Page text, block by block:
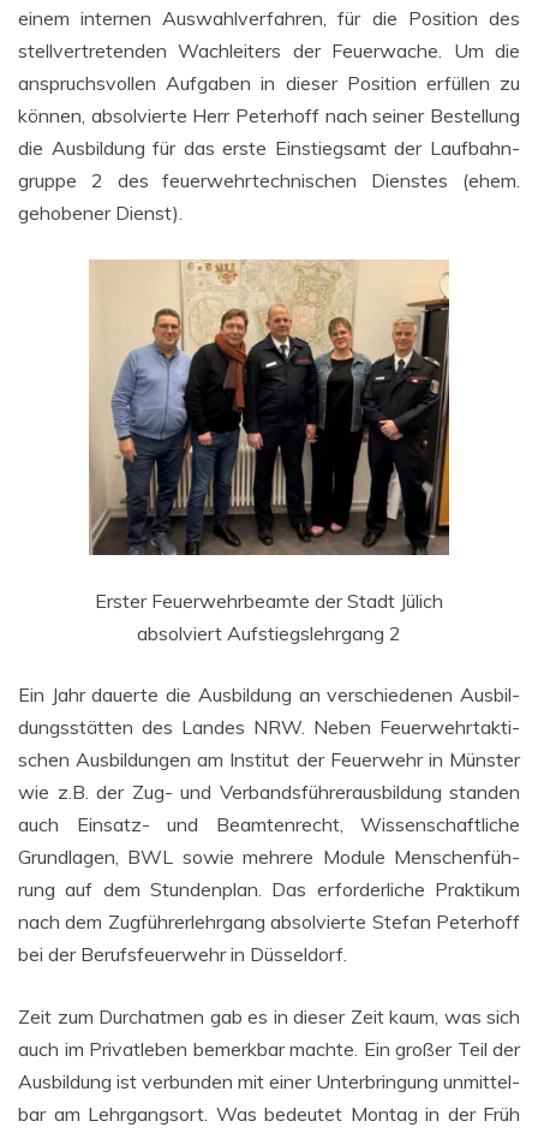
einem inter­nen Aus­wahl­ver­fah­ren, für die Posi­ti­on des
stell­ver­tre­ten­den Wach­lei­ters der Feu­er­wa­che. Um die
anspruchs­vol­len Auf­ga­ben in die­ser Posi­ti­on erfül­len zu
kön­nen, absol­vier­te Herr Peter­hoff nach sei­ner Bestel­lung
die Aus­bil­dung für das ers­te Ein­stiegs­amt der Lauf­bahn­
grup­pe 2 des feu­er­wehr­tech­ni­schen Diens­tes (ehem.
geho­be­ner Dienst).
Ers­ter Feu­er­wehr­be­am­te der Stadt Jülich
absol­viert Auf­stiegs­lehr­gang 2
Ein Jahr dau­er­te die Aus­bil­dung an ver­schie­de­nen Aus­bil­
dungs­stät­ten des Lan­des NRW. Neben Feu­er­wehrtak­ti­
schen Aus­bil­dun­gen am Insti­tut der Feu­er­wehr in Müns­ter
wie z.B. der Zug- und Ver­bands­füh­rer­aus­bil­dung stan­den
auch Ein­satz- und Beam­ten­recht, Wis­sen­schaft­li­che
Grund­la­gen, BWL sowie meh­re­re Modu­le Men­schen­füh­
rung auf dem Stun­den­plan. Das erfor­der­li­che Prak­ti­kum
nach dem Zug­füh­rer­lehr­gang absol­vier­te Ste­fan Peter­hoff
bei der Berufs­feu­er­wehr in Düsseldorf.
Zeit zum Durch­at­men gab es in die­ser Zeit kaum, was sich
auch im Pri­vat­le­ben bemerk­bar mach­te. Ein gro­ßer Teil der
Aus­bil­dung ist ver­bun­den mit einer Unter­brin­gung unmit­tel­
bar am Lehr­gangs­ort. Was bedeu­tet Mon­tag in der Früh